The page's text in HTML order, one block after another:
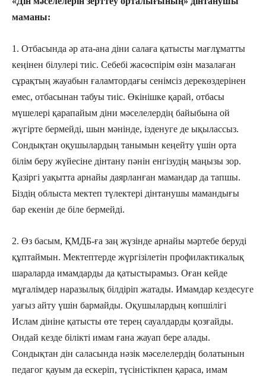
маманы:
1. Отбасында әр ата-ана діни салаға қатысты мағлұматты
кеңінен білулері тиіс. Себебі жасөспірім өзін мазалаған
сұрақтың жауабын ғаламтордағы сенімсіз дерекөздерінен
емес, отбасынан табуы тиіс. Өкінішке қарай, отбасы
мүшелері қарапайым діни мәселелердің байыбына ой
жүгірте бермейді, шын мәнінде, ізденуге де ықылассыз.
Сондықтан оқушылардың танымын кеңейту үшін орта
білім беру жүйесіне дінтану пәнін енгізудің маңызы зор.
Қазіргі уақытта арнайы даярланған мамандар да тапшы.
Біздің облыста мектеп түлектері дінтанушы мамандығы
бар екенін де біле бермейді.
2. Өз басым, ҚМДБ-ға заң жүзінде арнайы мәртебе беруді
құптаймын. Мектептерде жүргізілетін профилактикалық
шараларда имамдарды да қатыстырамыз. Оған кейде
мұғалімдер наразылық білдіріп жатады. Имамдар кездесуге
уағыз айту үшін бармайды. Оқушылардың көпшілігі
Ислам дініне қатысты өте терең сауалдарды қозғайды.
Ондай кезде білікті имам ғана жауап бере алады.
Сондықтан дін саласында нәзік мәселелердің болатынын
педагог қауым да ескеріп, түсіністікпен қараса, имам